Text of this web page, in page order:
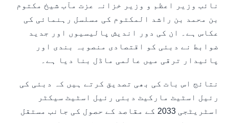
نائب وزیر اعظم و وزیر خزانہ عزت مآب شیخ مکتوم
بن محمد بن راشد المکتوم کی مسلسل رہنمائی کی
عکاس ہے۔ ان کی دور اندیش پالیسیوں اور جدید
ضوابط نے دبئی کو اقتصادی منصوبہ بندی اور
پائیدار ترقی میں عالمی ماڈل بنا دیا ہے۔
نتائج اس بات کی بھی تصدیق کرتے ہیں کہ دبئی کی
رئیل اسٹیٹ مارکیٹ دبئی رئیل اسٹیٹ سیکٹر
اسٹریٹجی 2033 کے مقاصد کے حصول کی جانب مستقل